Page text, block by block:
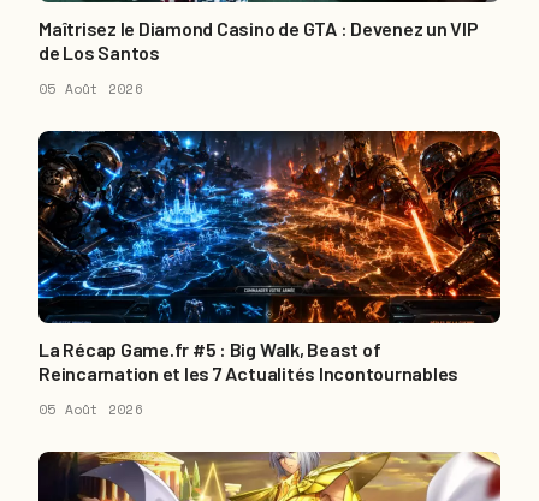
Maîtrisez le Diamond Casino de GTA : Devenez un VIP
de Los Santos
05 Août 2026
La Récap Game.fr #5 : Big Walk, Beast of
Reincarnation et les 7 Actualités Incontournables
05 Août 2026